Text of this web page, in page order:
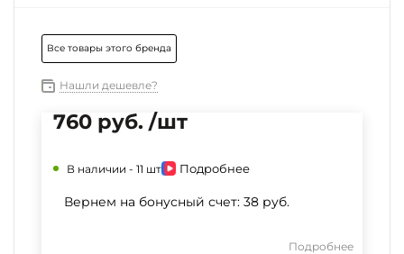
Все товары этого бренда
Нашли дешевле?
760 руб. /шт
В наличии - 11 шт Подробнее
Вернем на бонусный счет: 38 руб.
Подробнее